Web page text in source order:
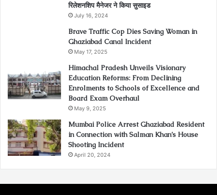
रिलेशनशिप मैनेजर ने किया सुसाइड
July 16, 2024
Brave Traffic Cop Dies Saving Woman in
Ghaziabad Canal Incident
May 17, 2025
Himachal Pradesh Unveils Visionary
Education Reforms: From Declining
Enrolments to Schools of Excellence and
Board Exam Overhaul
May 9, 2025
Mumbai Police Arrest Ghaziabad Resident
in Connection with Salman Khan’s House
Shooting Incident
April 20, 2024